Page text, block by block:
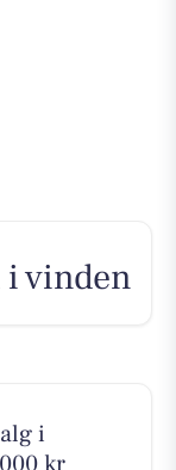
vinden
i
kr